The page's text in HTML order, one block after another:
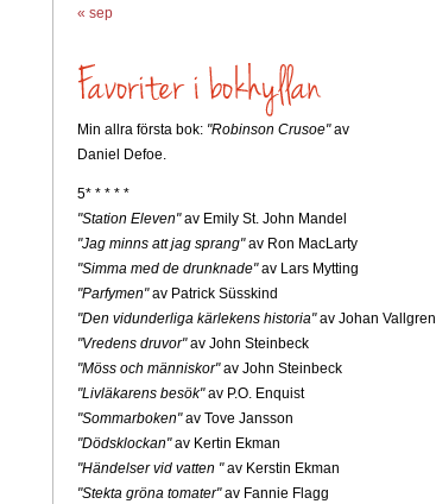
« sep
Min allra första bok: "Robinson Crusoe"av
Daniel Defoe.
5* * * * *
"Station Eleven"av Emily St. John Mandel
"Jag minns att jag sprang"av Ron MacLarty
"Simma med de drunknade"av Lars Mytting
"Parfymen"av Patrick Süsskind
"Den vidunderliga kärlekens historia"av Johan Vallgren
"Vredens druvor"av John Steinbeck
"Möss och människor"av John Steinbeck
"Livläkarens besök"av P.O. Enquist
"Sommarboken"av Tove Jansson
"Dödsklockan"av Kertin Ekman
"Händelser vid vatten "av Kerstin Ekman
"Stekta gröna tomater"av Fannie Flagg